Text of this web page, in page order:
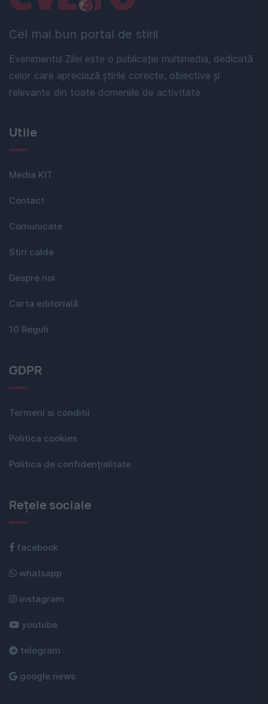
Cel mai bun portal de stiri!
Evenimentul Zilei este o publicație multimedia, dedicată
celor care apreciază știrile corecte, obiective și
relevante din toate domeniile de activitate
Utile
Media KIT
Contact
Comunicate
Stiri calde
Despre noi
Carta editorială
10 Reguli
GDPR
Termeni si conditii
Politica cookies
Politica de confidențialitate
Rețele sociale
facebook
whatsapp
instagram
youtube
telegram
google news